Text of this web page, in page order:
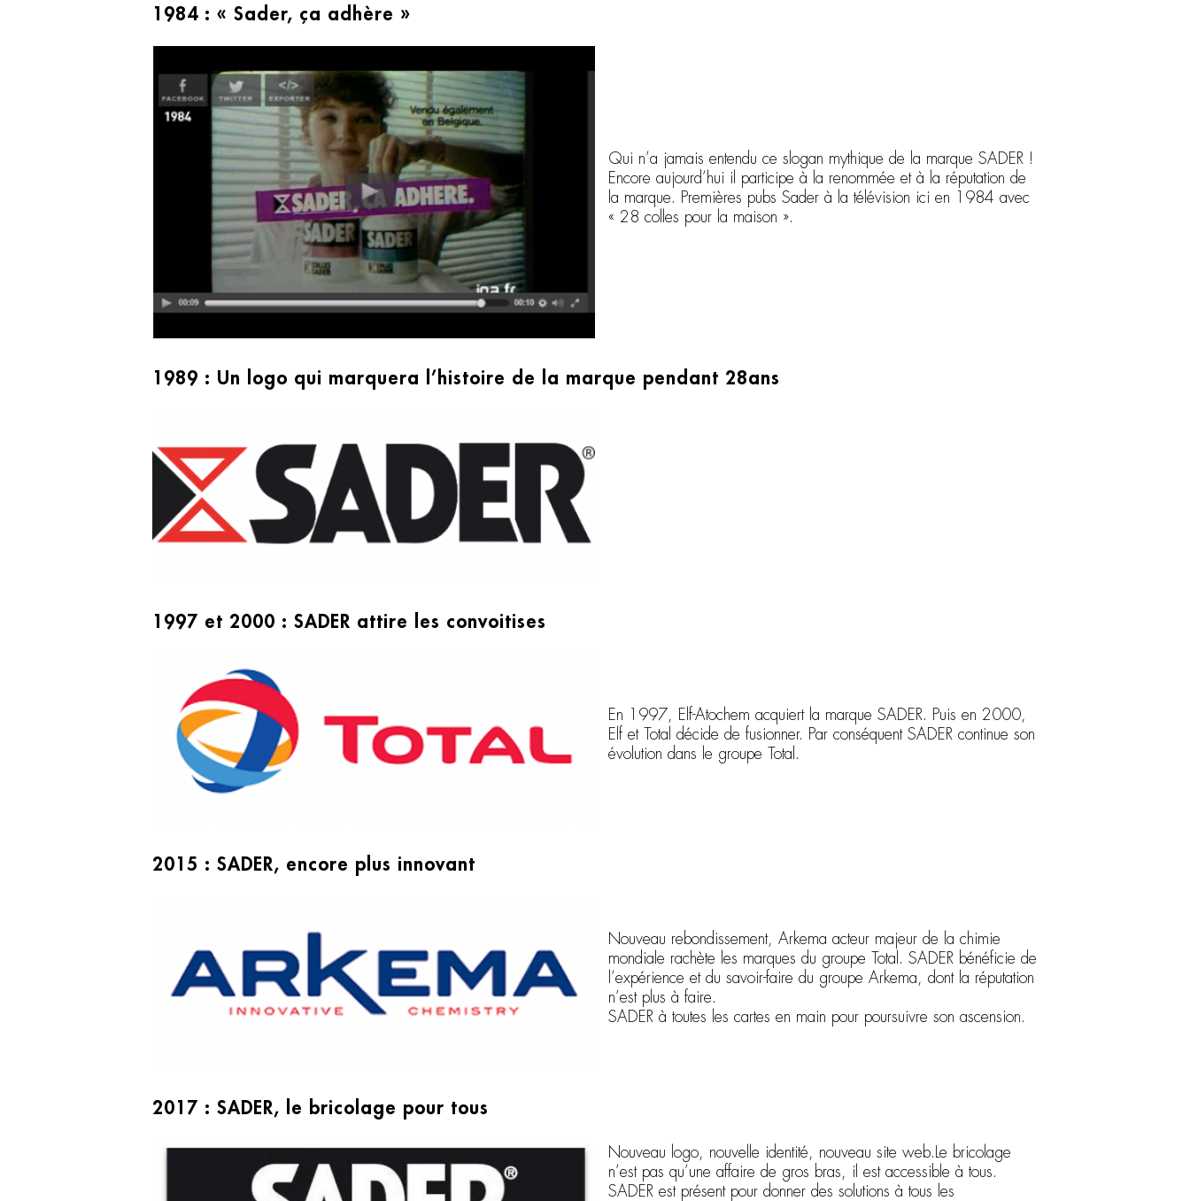
1984 : « Sader, ça adhère »
Qui n’a jamais entendu ce slogan mythique de la marque SADER !
Encore aujourd’hui il participe à la renommée et à la réputation de
la marque. Premières pubs Sader à la télévision ici en 1984 avec
« 28 colles pour la maison ».
1989 : Un logo qui marquera l’histoire de la marque pendant 28ans
1997 et 2000 : SADER attire les convoitises
En 1997, Elf-Atochem acquiert la marque SADER. Puis en 2000,
Elf et Total décide de fusionner. Par conséquent SADER continue son
évolution dans le groupe Total.
2015 : SADER, encore plus innovant
Nouveau rebondissement, Arkema acteur majeur de la chimie
mondiale rachète les marques du groupe Total. SADER bénéficie de
l’expérience et du savoir-faire du groupe Arkema, dont la réputation
n’est plus à faire.
SADER à toutes les cartes en main pour poursuivre son ascension.
2017 : SADER, le bricolage pour tous
Nouveau logo, nouvelle identité, nouveau site web.Le bricolage
n’est pas qu’une affaire de gros bras, il est accessible à tous.
SADER est présent pour donner des solutions à tous les